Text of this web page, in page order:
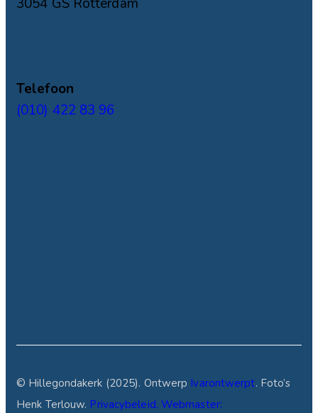
Telefoon
(010) 422 83 96
© Hillegondakerk (2025). Ontwerp Ivarontwerpt. Foto’s
Henk Terlouw. Privacybeleid. Webmaster: